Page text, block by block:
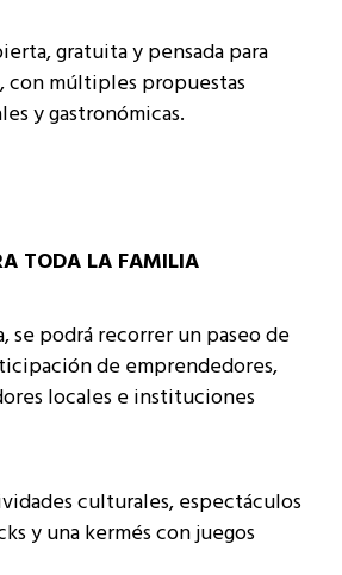
gratuita y pensada para
con múltiples propuestas
y gastronómicas.
TODA LA FAMILIA
se podrá recorrer un paseo de
de emprendedores,
locales e instituciones
culturales, espectáculos
y una kermés con juegos